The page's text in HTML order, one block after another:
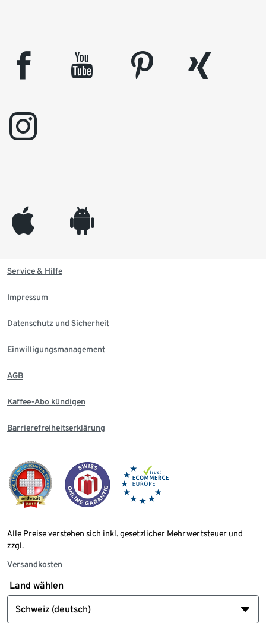
facebook youtube pinterest
xing
instagram
appleinc android
Service & Hilfe
Impressum
Datenschutz und Sicherheit
Einwilligungsmanagement
AGB
Kaffee-Abo kündigen
Barrierefreiheitserklärung
Alle Preise verstehen sich inkl. gesetzlicher Mehrwertsteuer und
zzgl.
Versandkosten
Land wählen
Schweiz (deutsch)